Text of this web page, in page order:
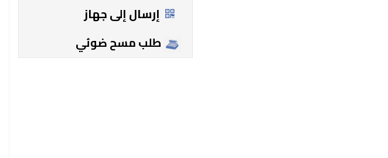
إرسال إلى جهاز
طلب مسح ضوئي